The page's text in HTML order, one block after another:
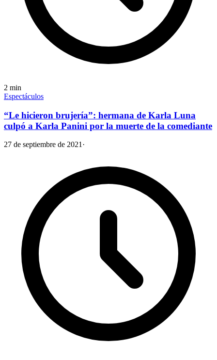
2 min
Espectáculos
“Le hicieron brujería”: hermana de Karla Luna
culpó a Karla Panini por la muerte de la comediante
27 de septiembre de 2021 ·